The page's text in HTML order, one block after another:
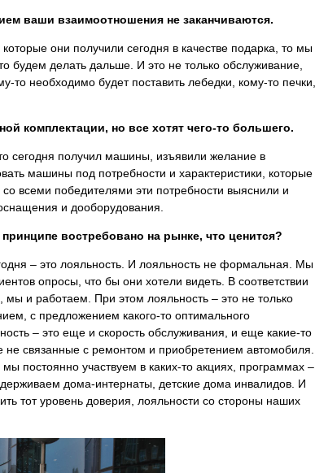
ваши взаимоотношения не заканчиваются.
они получили сегодня в качестве подарка, то мы
будем делать дальше. И это не только обслуживание,
то необходимо будет поставить лебедки, кому-то печки,
комплектации, но все хотят чего-то большего.
сегодня получил машины, изъявили желание в
машины под потребности и характеристики, которые
всеми победителями эти потребности выяснили и
и дооборудования.
востребовано на рынке, что ценится?
– это лояльность. И лояльность не формальная. Мы
опросы, что бы они хотели видеть. В соответствии
и работаем. При этом лояльность – это не только
с предложением какого-то оптимального
– это еще и скорость обслуживания, и еще какие-то
связанные с ремонтом и приобретением автомобиля.
мы постоянно участвуем в каких-то акциях, программах –
дома-интернаты, детские дома инвалидов. И
тот уровень доверия, лояльности со стороны наших